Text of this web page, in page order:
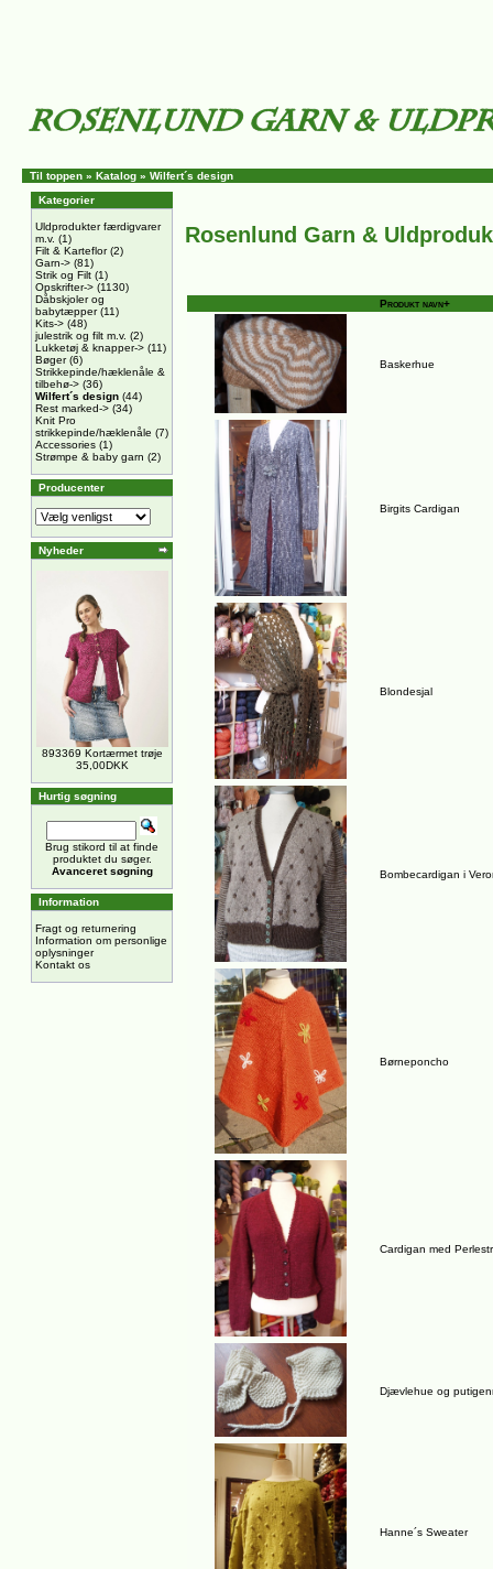
Til toppen » Katalog » Wilfert´s design
Kategorier
Uldprodukter færdigvarer
m.v. (1)
Filt & Karteflor(2)
Garn-> (81)
Strik og Filt (1)
Opskrifter-> (1130)
Dåbskjoler og
babytæpper(11)
Kits-> (48)
julestrik og filt m.v. (2)
Lukketøj & knapper-> (11)
Bøger(6)
Strikkepinde/hæklenåle &
tilbehø-> (36)
Wilfert´s design (44)
Rest marked-> (34)
Knit Pro
strikkepinde/hæklenåle (7)
Accessories (1)
Strømpe & baby garn (2)
Producenter
Nyheder
893369 Kortærmet trøje
35,00DKK
Hurtig søgning
Brug stikord til at finde
produktet du søger.
Avanceret søgning
Information
Fragt og returnering
Information om personlige
oplysninger
Kontakt os
Rosenlund Garn &
Produkt navn+
Baskerhue
Birgits Cardigan
Blondesjal
Bombecardigan i
Børneponcho
Cardigan med
Djævlehue og
Hanne´s Sweater